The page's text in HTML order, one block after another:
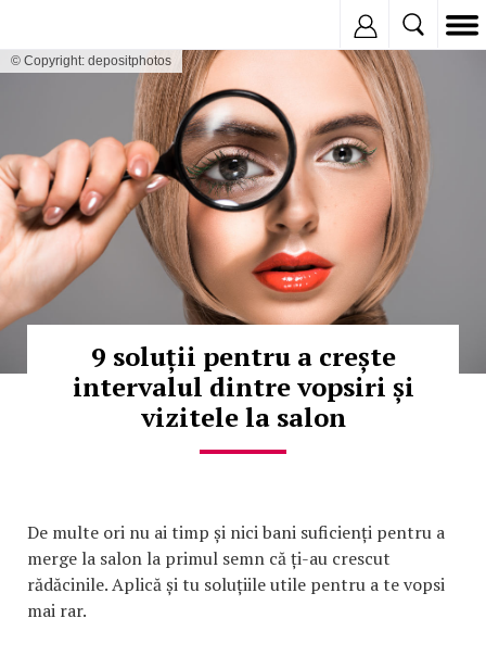
© Copyright: depositphotos
9 soluții pentru a crește
intervalul dintre vopsiri și
vizitele la salon
De multe ori nu ai timp și nici bani suficienți pentru a
merge la salon la primul semn că ți-au crescut
rădăcinile. Aplică și tu soluțiile utile pentru a te vopsi
mai rar.